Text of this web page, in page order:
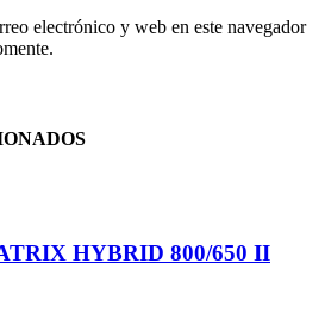
electrónico y web en este navegador
HYBRID 800/650 II